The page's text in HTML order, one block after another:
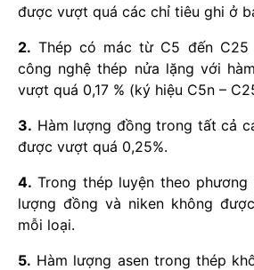
được vượt quá các chỉ tiêu ghi ở
2. Thép có mác từ C5 đến
công nghệ thép nửa lặng với
vượt quá 0,17 % (ký hiệu C5n –
3. Hàm lượng đồng trong tất cả
được vượt quá 0,25%.
4. Trong thép luyện theo phương
lượng đồng và niken không
mỗi loại.
5. Hàm lượng asen trong thép